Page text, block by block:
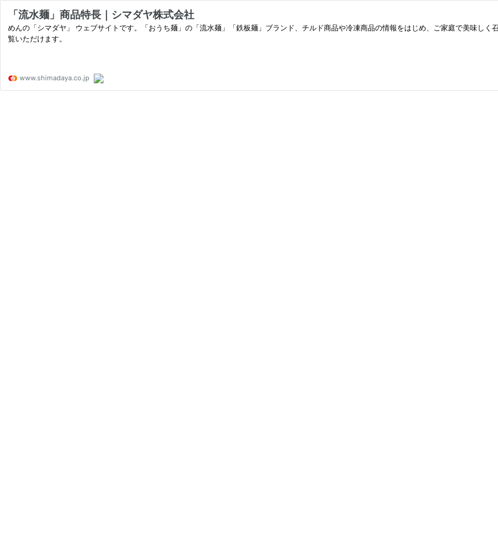
「流水麺」商品特長｜シマダヤ株式会社
めんの「シマダヤ」 ウェブサイトです。「おうち麺」の「流水麺」「鉄板麺」ブランド、チルド商品や冷凍商品の情報をはじめ、ご家庭で美味し
覧いただけます。
www.shimadaya.co.jp